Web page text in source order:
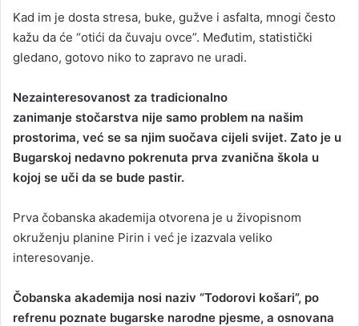
Kad im je dosta stresa, buke, gužve i asfalta, mnogi često
kažu da će “otići da čuvaju ovce”. Međutim, statistički
gledano, gotovo niko to zapravo ne uradi.
Nezainteresovanost za tradicionalno
zanimanje stočarstva nije samo problem na našim
prostorima, već se sa njim suočava cijeli svijet. Zato je u
Bugarskoj nedavno pokrenuta prva zvanična škola u
kojoj se uči da se bude pastir.
Prva čobanska akademija otvorena je u živopisnom
okruženju planine Pirin i već je izazvala veliko
interesovanje.
Čobanska akademija nosi naziv “Todorovi košari”, po
refrenu poznate bugarske narodne pjesme, a osnovana